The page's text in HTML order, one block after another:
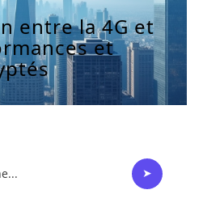
entre la 4G et
et